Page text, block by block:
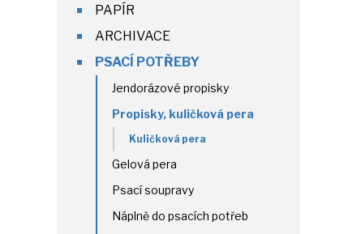
PAPÍR
ARCHIVACE
PSACÍ POTŘEBY
Jendorázové propisky
Propisky, kuličková pera
Kuličková pera
Gelová pera
Psací soupravy
Náplně do psacích potřeb